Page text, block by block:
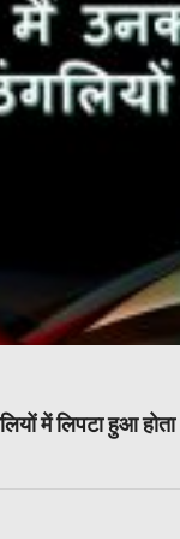
में लिपटा हुआ